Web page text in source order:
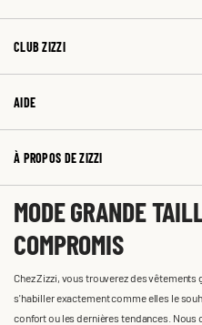
CLUB ZIZZI
AIDE
À PROPOS DE ZIZZI
MODE GRANDE
COMPROMIS
Chez Zizzi, vous trouverez des
s'habiller exactement comme elles le
confort ou les dernières tendances.